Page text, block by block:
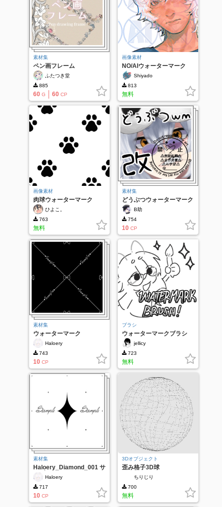
素材集
ペン画フレーム
ふたつき堂
885
60 G 60 CP
画像素材
NO/AIウォーターマーク
Shiyado
813
無料
画像素材
肉球ウォーターマーク
ひよこ。
763
無料
素材集
どうぶつウォーターマーク
改
B助
754
10 CP
素材集
ウォーターマーク
Haloery
743
10 CP
ブラシ
ウォーターマークブラシ
☆~ jellicy
723
無料
素材集
Haloery_Diamond_001 サ
ンプルウォーターマーク
Haloery
717
10 CP
3Dオブジェクト
歪み格子3D球
ちりじり
700
無料